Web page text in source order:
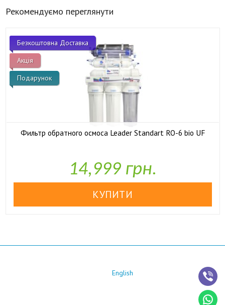
Рекомендуємо переглянути
Безкоштовна Доставка
Акція
Подарунок
Фильтр обратного осмоса Leader Standart RO-6 bio UF
14,999 грн.
English